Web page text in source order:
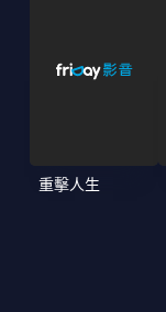
重擊人生